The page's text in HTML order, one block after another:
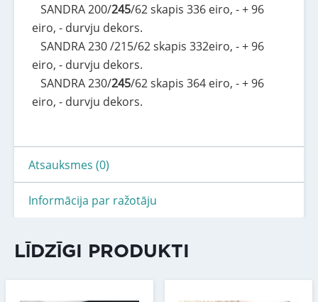
SANDRA 200/245/62 skapis 336 eiro, - + 96
eiro, - durvju dekors.
SANDRA 230 /215/62 skapis 332eiro, - + 96
eiro, - durvju dekors.
SANDRA 230/245/62 skapis 364 eiro, - + 96
eiro, - durvju dekors.
Atsauksmes (0)
Informācija par ražotāju
LĪDZĪGI PRODUKTI